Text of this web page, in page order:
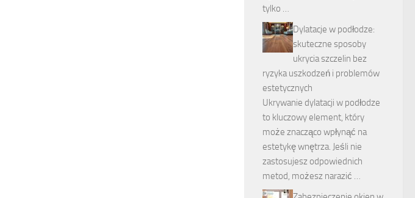
tylko …
Dylatacje w podłodze:
skuteczne sposoby
ukrycia szczelin bez
ryzyka uszkodzeń i problemów
estetycznych
Ukrywanie dylatacji w podłodze
to kluczowy element, który
może znacząco wpłynąć na
estetykę wnętrza. Jeśli nie
zastosujesz odpowiednich
metod, możesz narazić …